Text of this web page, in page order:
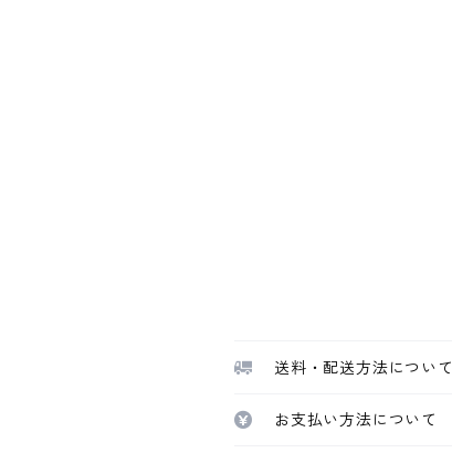
送料・配送方法について
お支払い方法について